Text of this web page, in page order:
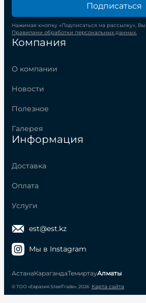
Компания
О компании
Новости
Полезное
Галерея
Информация
Доставка
Оплата
Услуги
Подписаться
Нажимая кнопку «Подписаться на рассылку», Вы
Правилами обработки персональных данных.
est@est.kz
Мы в Instagram
АстанаКарагандаТемиртауАлматы
© ТОО «Евразия SteelTrade», 2026 Карта сайта